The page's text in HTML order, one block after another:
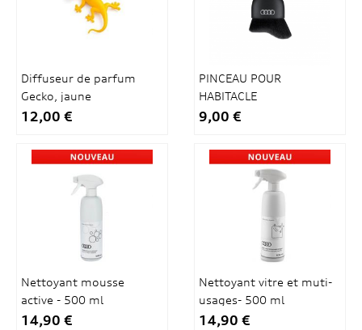
Diffuseur de parfum
Gecko, jaune
12,00 €
PINCEAU POUR
HABITACLE
9,00 €
Nettoyant mousse
active - 500 ml
14,90 €
Nettoyant vitre et muti-
usages- 500 ml
14,90 €